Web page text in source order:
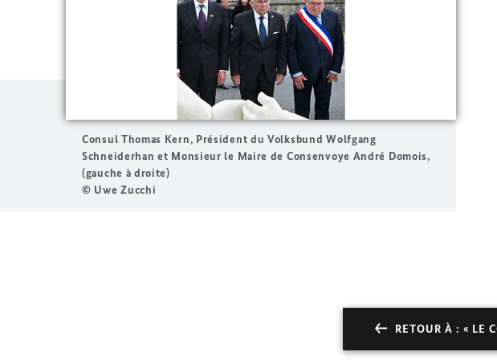
Consul Thomas Kern, Président du Volksbund Wolfgang
Schneiderhan et Monsieur le Maire de Consenvoye André Domois,
(gauche à droite)
© Uwe Zucchi
RETOUR À : « LE